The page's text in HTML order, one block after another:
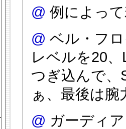
@ 例によっ
@ ベル・フ
レベルを20
つぎ込んで、
ぁ、最後は腕
@ ガーディ